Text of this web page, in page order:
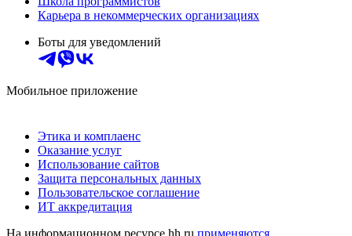
Карьера в некоммерческих организациях
Боты для уведомлений
Мобильное приложение
Этика и комплаенс
Оказание услуг
Использование сайтов
Защита персональных данных
Пользовательское соглашение
ИТ аккредитация
На информационном ресурсе hh.ru применяются